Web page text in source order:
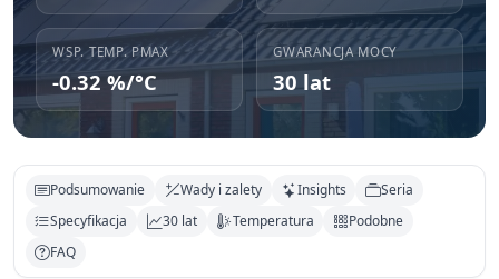
WSP. TEMP. PMAX
-0.32 %/°C
GWARANCJA MOCY
30 lat
Podsumowanie Wady i zalety Insights
Seria
Specyfikacja
30 lat Temperatura
Podobne
FAQ